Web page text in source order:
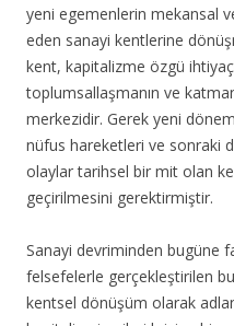
yeni egemenlerin mekansal
eden sanayi kentlerine
kent, kapitalizme özgü
toplumsallaşmanın ve
merkezidir. Gerek yeni
nüfus hareketleri ve sonraki
olaylar tarihsel bir mit olan
geçirilmesini gerektirmiştir.
Sanayi devriminden bugüne
felsefelerle gerçekleştirilen
kentsel dönüşüm olarak